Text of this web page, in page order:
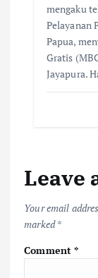
mengaku
Pelayanan
Papua,
Gratis
Jayapura.
Leave
Your email
marked*
Comment*